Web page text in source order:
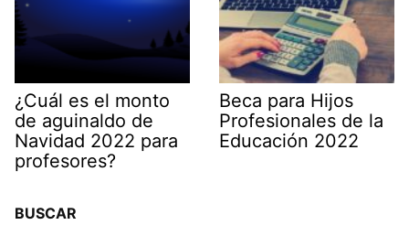
¿Cuál es el monto
de aguinaldo de
Navidad 2022 para
profesores?
Beca para Hijos
Profesionales de la
Educación 2022
BUSCAR